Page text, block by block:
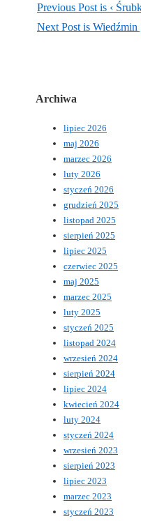
Previous Post is ‹
Next Post is Wiedźmin
Archiwa
lipiec 2026
maj 2026
marzec 2026
luty 2026
styczeń 2026
grudzień 2025
listopad 2025
sierpień 2025
lipiec 2025
czerwiec 2025
maj 2025
marzec 2025
luty 2025
styczeń 2025
listopad 2024
wrzesień 2024
sierpień 2024
lipiec 2024
kwiecień 2024
luty 2024
styczeń 2024
wrzesień 2023
sierpień 2023
lipiec 2023
marzec 2023
styczeń 2023